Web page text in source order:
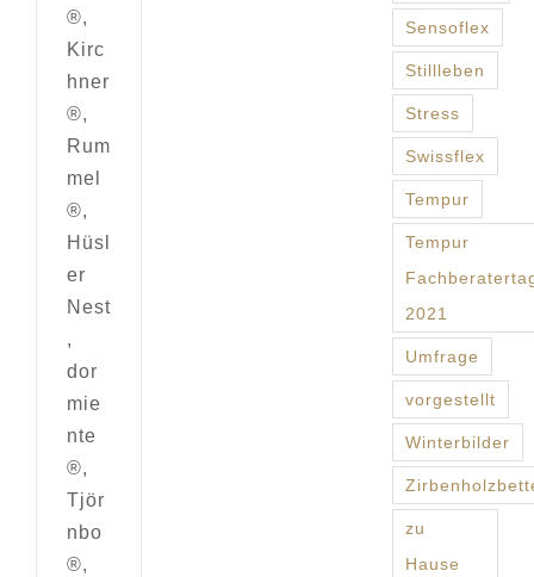
®,
Kirc
hner
®,
Rum
mel
®,
Hüsl
er
Nest
,
dor
mie
nte
®,
Tjör
nbo
®,
Sensoflex
Stillleben
Stress
Swissflex
Tempur
Tempur
2021
Umfrage
vorgestellt
Winterbilder
zu
Hause